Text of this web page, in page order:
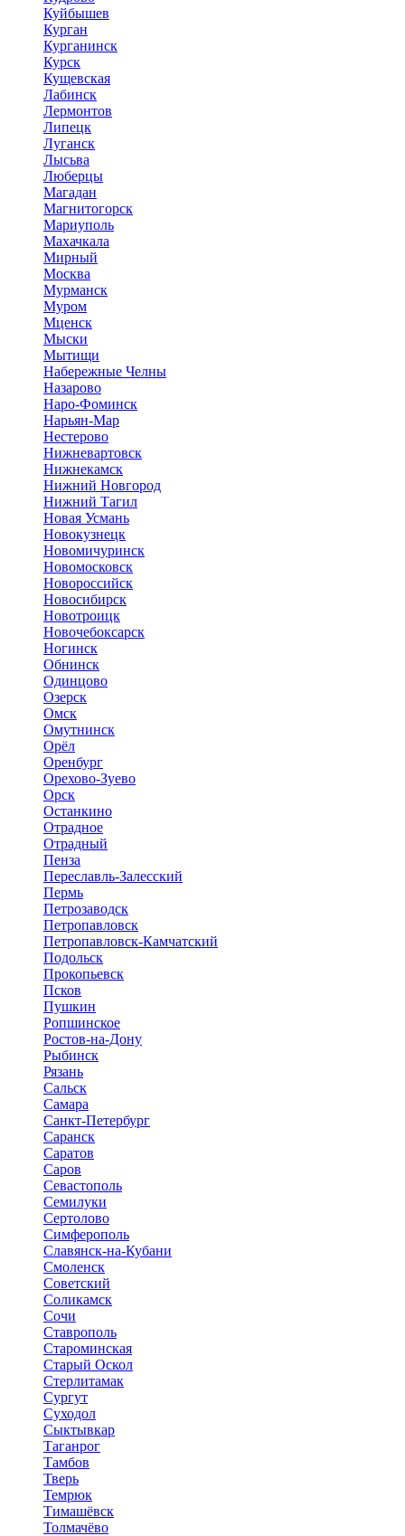
Куйбышев
Курган
Курганинск
Курск
Кущевская
Лабинск
Лермонтов
Липецк
Луганск
Лысьва
Люберцы
Магадан
Магнитогорск
Мариуполь
Махачкала
Мирный
Москва
Мурманск
Муром
Мценск
Мыски
Мытищи
Набережные Челны
Назарово
Наро-Фоминск
Нарьян-Мар
Нестерово
Нижневартовск
Нижнекамск
Нижний Новгород
Нижний Тагил
Новая Усмань
Новокузнецк
Новомичуринск
Новомосковск
Новороссийск
Новосибирск
Новотроицк
Новочебоксарск
Ногинск
Обнинск
Одинцово
Озерск
Омск
Омутнинск
Орёл
Оренбург
Орехово-Зуево
Орск
Останкино
Отрадное
Отрадный
Пенза
Переславль-Залесский
Пермь
Петрозаводск
Петропавловск
Петропавловск-Камчатский
Подольск
Прокопьевск
Псков
Пушкин
Ропшинское
Ростов-на-Дону
Рыбинск
Рязань
Сальск
Самара
Санкт-Петербург
Саранск
Саратов
Саров
Севастополь
Семилуки
Сертолово
Симферополь
Славянск-на-Кубани
Смоленск
Советский
Соликамск
Сочи
Ставрополь
Староминская
Старый Оскол
Стерлитамак
Сургут
Суходол
Сыктывкар
Таганрог
Тамбов
Тверь
Темрюк
Тимашёвск
Толмачёво